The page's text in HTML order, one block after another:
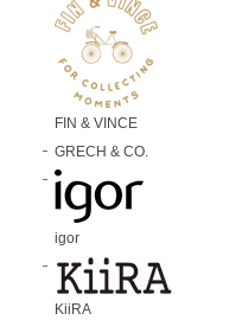
FIN & VINCE
GRECH & CO.
igor
KiiRA